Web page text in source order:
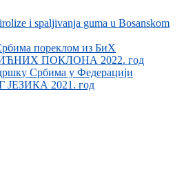
i spaljivanja guma u Bosanskom
пореклом из БиХ
ПОКЛОНА 2022. год
Србима у Федерацији
2021. год